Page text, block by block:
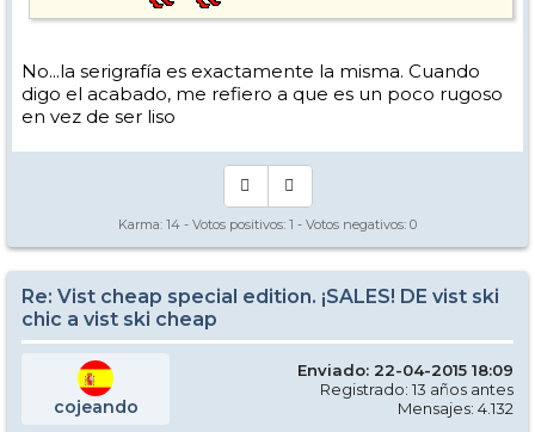
No...la serigrafía es exactamente la misma. Cuando
digo el acabado, me refiero a que es un poco rugoso
en vez de ser liso
Karma: 14 - Votos positivos: 1 - Votos negativos: 0
Re: Vist cheap special edition. ¡SALES! DE vist ski
chic a vist ski cheap
cojeando
Enviado: 22-04-2015 18:09
Registrado: 13 años antes
Mensajes: 4.132